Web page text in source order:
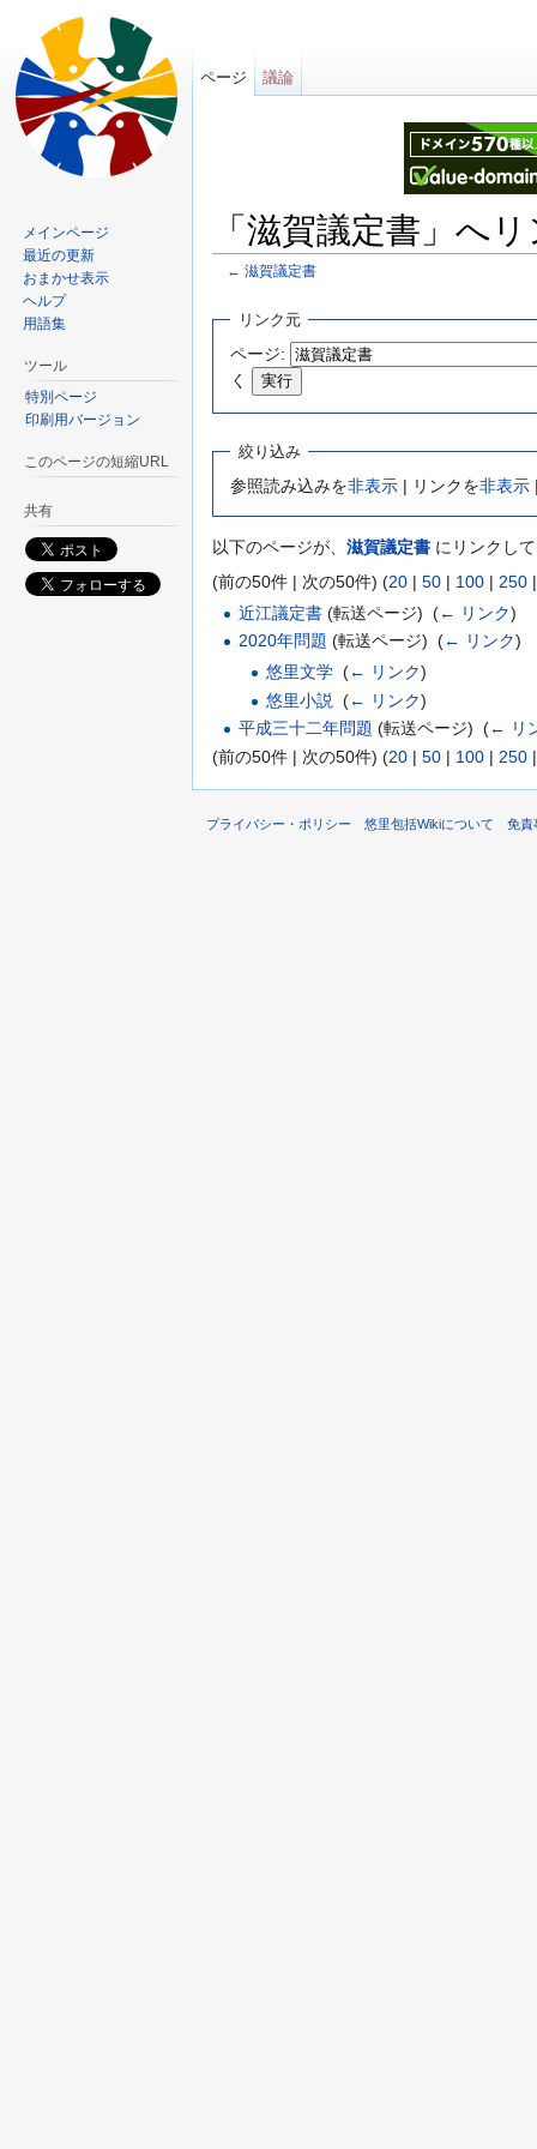
「滋賀議定書」へ
← 滋賀議定書
リンク元
ページ:
く
絞り込み
参照読み込みを非表示 | リンクを非表示
以下のページが、 滋賀議定書 にリンクし
(前の50件 | 次の50件) (20 | 50 | 100 | 250
近江議定書 (転送ページ) ‎(← リンク)
2020年問題 (転送ページ) ‎(← リンク)
悠里文学‎ (← リンク)
悠里小説
(← リンク)
平成三十二年問題 (転送ページ) ‎(← リ
(前の50件 | 次の50件) (20 | 50 | 100 | 250
ページ 議論
メインページ
最近の更新
おまかせ表示
ヘルプ
用語集
ツール
特別ページ
印刷用バージョン
このページの短縮URL
共有
プライバシー・ポリシー 悠里包括Wikiについて 免責